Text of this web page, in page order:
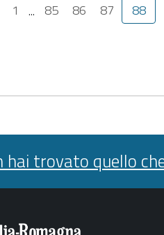
1 ... 85 86 87
88
facebook
twitter
hai trovato quello